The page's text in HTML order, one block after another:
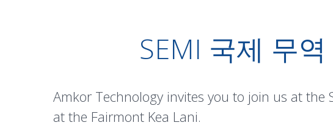
SEMI 국제 무
Amkor Technology invites you to join us at the
at the Fairmont Kea Lani.